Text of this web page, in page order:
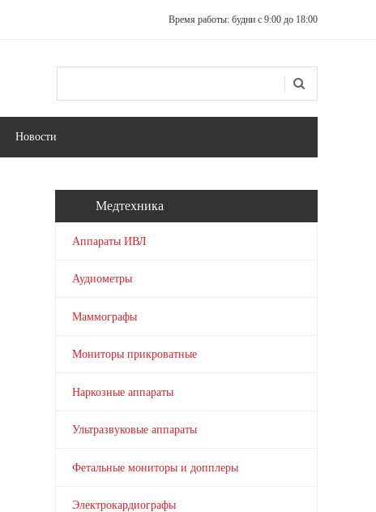
Время работы: будни с 9:00 до 18:00
Новости
Медтехника
Аппараты ИВЛ
Аудиометры
Маммографы
Мониторы прикроватные
Наркозные аппараты
Ультразвуковые аппараты
Фетальные мониторы и допплеры
Электрокардиографы